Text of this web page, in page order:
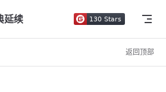
延续
返回顶部